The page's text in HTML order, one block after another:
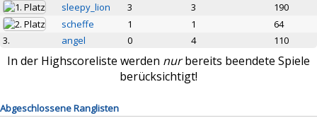
sleepy_lion
3 3
190
scheffe
1 1
64
3.
angel 0 4 110
In der Highscoreliste werden nurbereits beendete Spiele
berücksichtigt!
Abgeschlossene Ranglisten